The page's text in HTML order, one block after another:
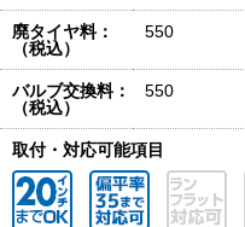
廃タイヤ料：
（税込）
550
バルブ交換料：
（税込）
550
取付・対応可能項目